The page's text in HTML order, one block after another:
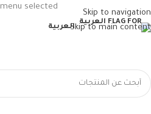
Skip to navigation
Skip to main content
selected
العربية